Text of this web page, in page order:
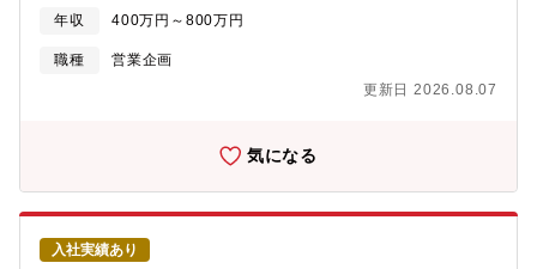
略の立案・美容業界に対する販促企画の提案・実行・営業部門へ
の販売支援、勉強会実施などのサポート・商品効果や販売施策の
分析・検証、PDCAの実行・新商品の展開に向けた販促計画の企
して以下業務をお任せいたします・組織マネジメント・インナー
の拡大・LTV最大化に向けた施策検討、実行入社後はまず、商品知
識や身体に関する基礎知識を習得。その後、現場でのOJT等で理
解を深めながら、施策の立案・推進へと進んでいただきます。そ
の企画をPDCAでしっかりと回し、効果を高め続け、継続的な事
業の発展に貢献していただきます。市場№1をとり、業界から必要
とされる事業を構築します。【キャリアパス】ご経験を積んでい
年収 400万円～800万円
職種
営業企画
更新日 2026.08.07
気になる
入社実績あり